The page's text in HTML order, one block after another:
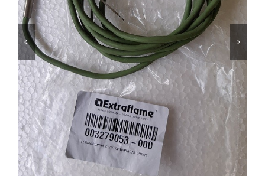
Foyers
Cuisinières